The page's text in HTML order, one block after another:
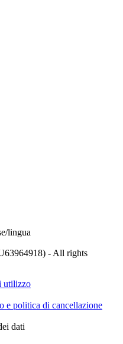
lingua
- All rights
utilizzo
e politica di cancellazione
dati